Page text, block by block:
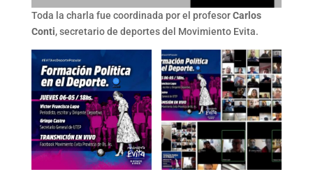
Toda la charla fue coordinada por el profesorCarlos
Conti, secretario de deportes del Movimiento Evita.